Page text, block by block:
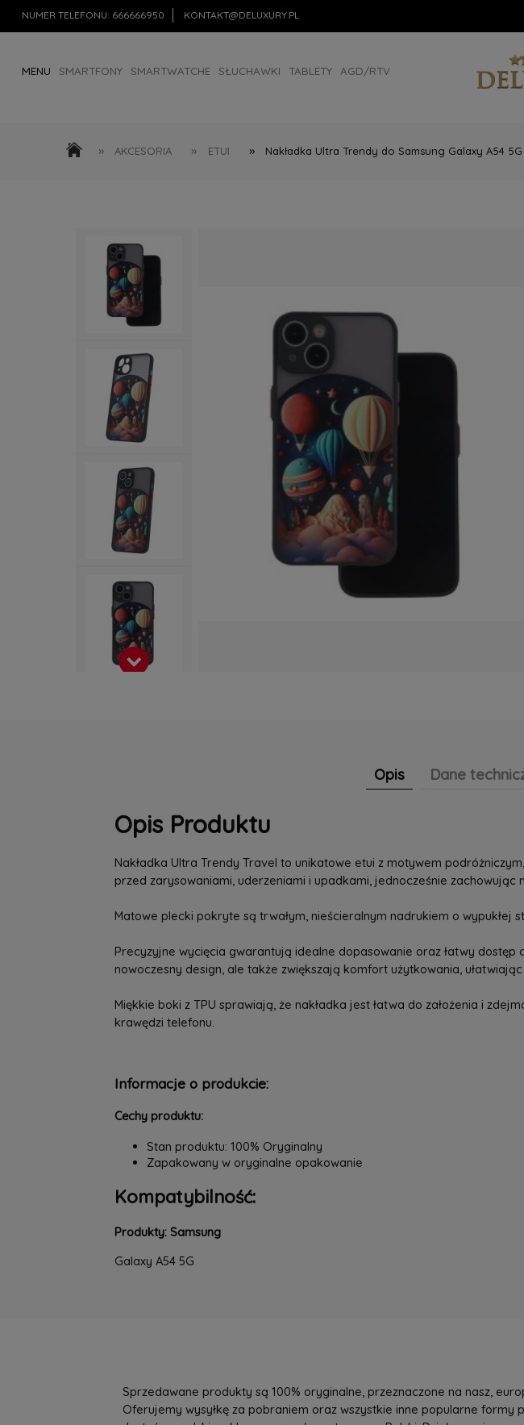
NUMER TELEFONU: 666666950 KONTAKT@DELUXURY.PL
MENU SMARTFONY SMARTWATCHE SŁUCHAWKI TABLETY AGD/RTV
» AKCESORIA » ETUI » Nakładka Ultra Trendy do Samsung Galaxy A54
Opis Dane
Opis Produktu
Nakładka Ultra Trendy Travel to unikatowe etui z motywem
przed zarysowaniami, uderzeniami i upadkami, jednocześnie zachowując
Matowe plecki pokryte są trwałym, nieścieralnym nadrukiem o
Precyzyjne wycięcia gwarantują idealne dopasowanie oraz łatwy
nowoczesny design, ale także zwiększają komfort użytkowania, ułatwiając
Miękkie boki z TPU sprawiają, że nakładka jest łatwa do założenia i
krawędzi telefonu.
Informacje o produkcie:
Cechy produktu:
Stan produktu: 100% Oryginalny
Zapakowany w oryginalne opakowanie
Kompatybilność:
Produkty: Samsung
Galaxy A54 5G
Sprzedawane produkty są 100% oryginalne, przeznaczone na nasz,
Oferujemy wysyłkę za pobraniem oraz wszystkie inne popularne formy